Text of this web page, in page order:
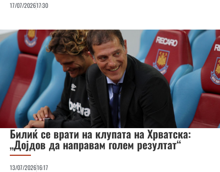
17/07/202617:30
Билиќ се врати на клупата на Хрватска:
„Дојдов да направам голем резултат“
13/07/202616:17